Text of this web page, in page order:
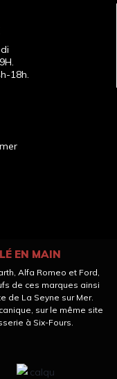
18h.
EN MAIN
Alfa Romeo et Ford,
de ces marques ainsi
de La Seyne sur Mer.
sur le même site
à Six-Fours.